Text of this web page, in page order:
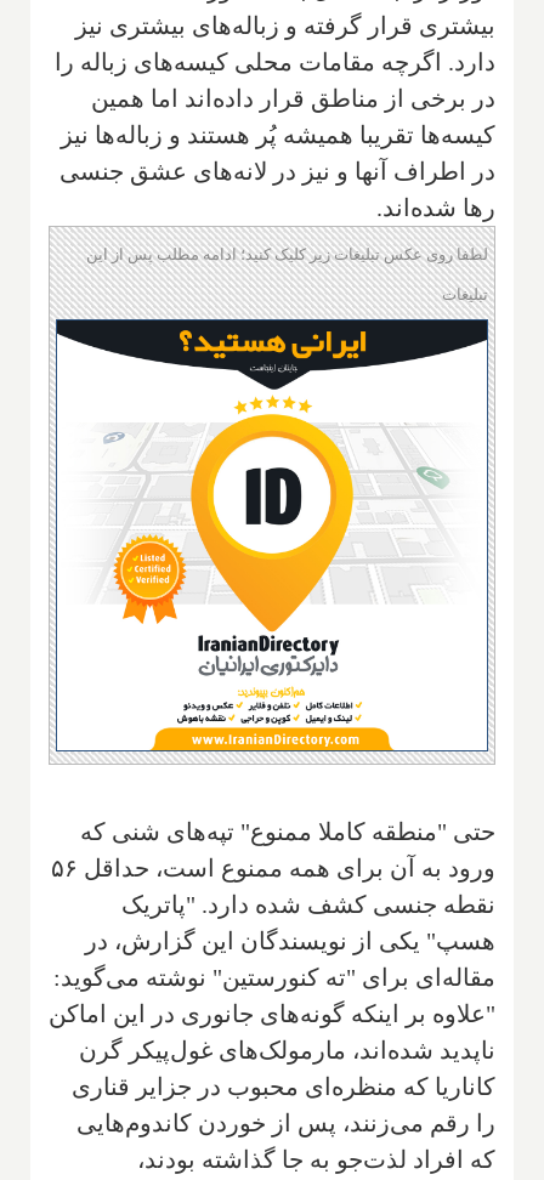
بیشتری قرار گرفته و زباله‌های بیشتری نیز
دارد. اگرچه مقامات محلی کیسه‌های زباله را
در برخی از مناطق قرار داده‌اند اما همین
کیسه‌ها تقریبا همیشه پُر هستند و زباله‌ها نیز
در اطراف آنها و نیز در لانه‌های عشق جنسی
رها شده‌اند.
لطفا روی عکس تبلیغات زیر کلیک کنید؛ ادامه مطلب پس از این
تبلیغات
حتی "منطقه کاملا ممنوع" تپه‌های شنی که
ورود به آن برای همه ممنوع است، حداقل ۵۶
نقطه جنسی کشف شده دارد. "پاتریک
هسپ" یکی از نویسندگان این گزارش، در
مقاله‌ای برای "ته کنورستین" نوشته می‌گوید:
"علاوه بر اینکه گونه‌های جانوری در این اماکن
ناپدید شده‌اند، مارمولک‌های غول‌پیکر گرن
کاناریا که منظره‌ای محبوب در جزایر قناری
را رقم می‌زنند، پس از خوردن کاندوم‌هایی
که افراد لذت‌جو به جا گذاشته بودند،